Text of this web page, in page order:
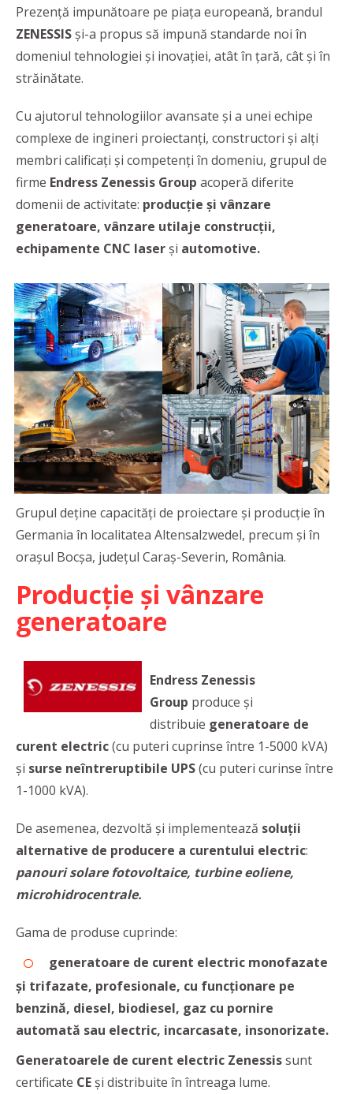
Prezență impunătoare pe piața europeană, brandul
ZENESSIS și-a propus să impună standarde noi în
domeniul tehnologiei și inovației, atât în țară, cât și în
străinătate.
Cu ajutorul tehnologiilor avansate și a unei echipe
complexe de ingineri proiectanți, constructori și alți
membri calificați și competenți în domeniu, grupul de
firme Endress Zenessis Group acoperă diferite
domenii de activitate: producție și vânzare
generatoare, vânzare utilaje construcții,
echipamente CNC laser și automotive.
Grupul deține capacități de proiectare și producție în
Germania în localitatea Altensalzwedel, precum și în
orașul Bocșa, județul Caraș-Severin, România.
Producție și vânzare
generatoare
Endress Zenessis
Group produce și
distribuie generatoare de
curent electric(cu puteri cuprinse între 1-5000 kVA)
și surse neîntreruptibile UPS(cu puteri curinse între
1-1000 kVA).
De asemenea, dezvoltă și implementează soluții
alternative de producere a curentului electric:
panouri solare fotovoltaice, turbine eoliene,
microhidrocentrale.
Gama de produse cuprinde:
generatoare de curent electric monofazate
și trifazate, profesionale, cu funcționare pe
benzină, diesel, biodiesel, gaz cu pornire
automată sau electric, incarcasate, insonorizate.
Generatoarele de curent electric Zenessissunt
certificate CE și distribuite în întreaga lume.